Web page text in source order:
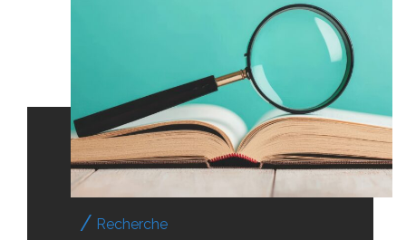
Recherche